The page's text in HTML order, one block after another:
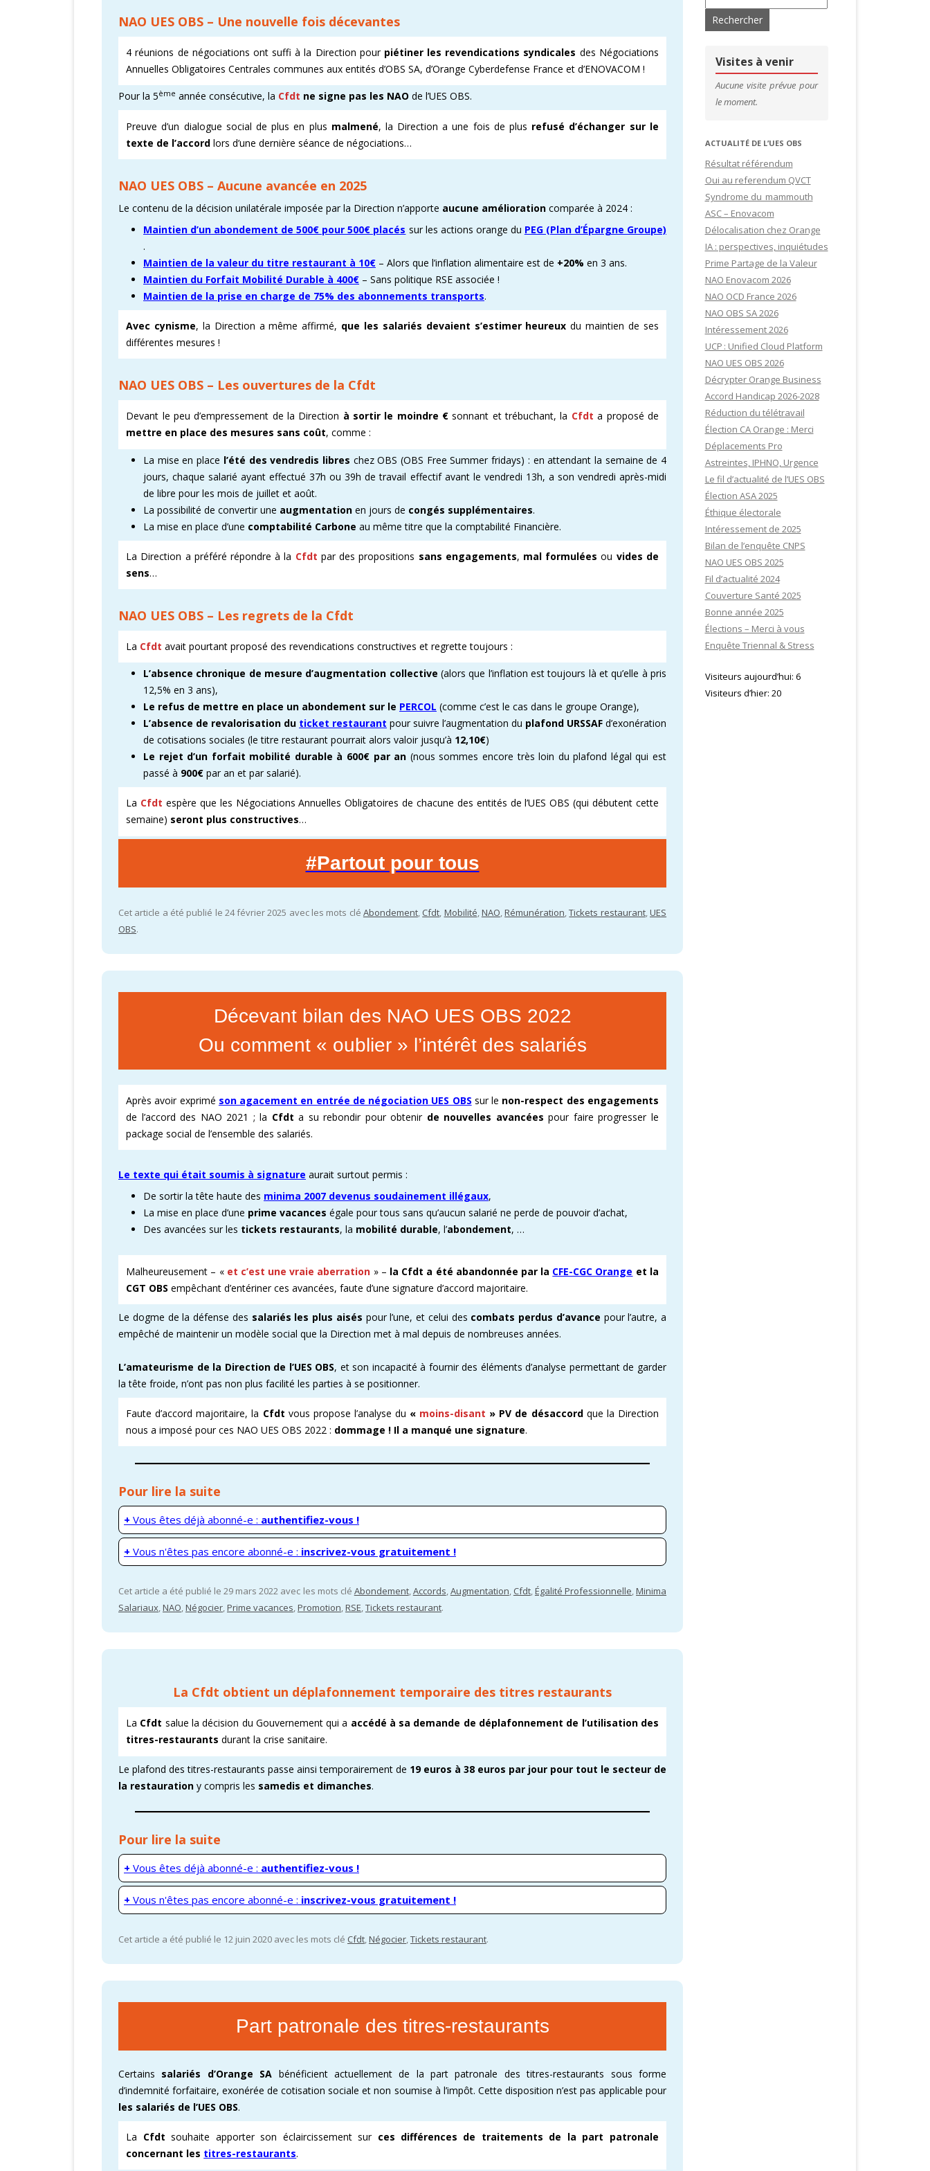
CARTOGRAPHIE ENOVACOM
AMÉLIORATION CONTINUE
CSE & RP – MANDATS ATTRACTIFS !
DEVENEZ RÉFÉRENT AFFICHAGEORGANISER LES VISITES DE SITES
ADMINISTRATION CANDIDATURES
CONTACTS & LIENS UTILES
CFDT – 1ER SYNDICAT DES CADRES
NAO UES OBS – Une nouvelle fois décevantes​
4 réunions de négociations ont suffi à la Direction pour piétiner les revendications syndicales des Négociations
Annuelles Obligatoires Centrales communes aux entités d’OBS SA, d’Orange Cyberdefense France et d’ENOVACOM !
Pour la 5ème année consécutive, la Cfdt ne signe pas les NAO de l’UES OBS.
Preuve d’un dialogue social de plus en plus malmené, la Direction a une fois de plus refusé d’échanger sur le
texte de l’accord lors d’une dernière séance de négociations…
NAO UES OBS – Aucune avancée en 2025
Le contenu de la décision unilatérale imposée par la Direction​ n’apporte aucune amélioration comparée à 2024 :
Maintien d’un abondement de 500€ pour 500€ placés sur les actions orange du PEG (Plan d’Épargne Groupe)​
.
Maintien de la valeur du titre restaurant à 10€ – Alors que l’inflation alimentaire est de +20% en 3 ans.
Maintien du Forfait Mobilité Durable à 400€ – Sans politique RSE associée !
Maintien de la prise en charge de 75% des abonnements transport​s.
Avec cynisme, la Direction a même affirmé, que les salariés devaient s’estimer heureux du maintien de ses
différentes mesures !
​NAO UES OBS – Les ouvertures de la Cfdt
Devant le peu d’empressement de la Direction à sortir le moindre € sonnant et trébuchant, la Cfdta proposé de
mettre en place des mesures sans coût, comme :​
La mise en place l’été des vendredis libres chez OBS (OBS Free Summer fridays) : en attendant la semaine de 4
jours, chaque salarié ayant effectué 37h ou 39h de travail effectif avant le vendredi 13h, a son vendredi après-midi
de libre pour les mois de juillet et août.
La possibilité de convertir une augmentation en jours de congés supplémentaires.
La mise en place d’une comptabilité Carbone au même titre que la comptabilité Financière.​
La Direction a préféré répondre à la Cfdt par des propositions sans engagements, mal formulées ou vides de
sens…
NAO UES OBS – Les regrets de la Cfdt
La Cfdtavait pourtant proposé des revendications constructives et regrette toujours :
L’absence chronique de mesure d’augmentation collective (alors que l’inflation est toujours là et qu’elle à pris
12,5% en 3 ans),
Le refus de mettre en place un abondement sur le PERCOL (comme c’est le cas dans le groupe Orange),
L’absence de revalorisation du ticket restaurant pour suivre l’augmentation du plafond URSSAF d’exonération
de cotisations sociales (le titre restaurant pourrait alors valoir jusqu’à 12,10€)
Le rejet d’un forfait mobilité durable à 600€ par an (nous sommes encore très loin du plafond légal qui est
passé à 900€ par an et par salarié).
La Cfdt espère que les Négociations Annuelles Obligatoires de chacune des entités de l’UES OBS (qui débutent cette
semaine) seront plus constructives…
#Partout pour tous
Cet article a été publié le 24 février 2025 avec les mots clé Abondement, Cfdt, Mobilité,NAO,Rémunération,Tickets restaurant,UES
OBS.
Décevant bilan des NAO UES OBS 2022
Ou comment « oublier » l’intérêt des salariés
Après avoir exprimé son agacement en entrée de négociation UES OBS sur le non-respect des engagements
de l’accord des NAO 2021 ; la Cfdt a su rebondir pour obtenir de nouvelles avancées pour faire progresser le
package social de l’ensemble des salariés.
Le texte qui était soumis à signature aurait surtout permis :
De sortir la tête haute des minima 2007 devenus soudainement illégaux,
La mise en place d’une prime vacances égale pour tous sans qu’aucun salarié ne perde de pouvoir d’achat,
Des avancées sur les tickets restaurants, la mobilité durable, l’abondement, …
Malheureusement – « et c’est une vraie aberration » – la Cfdt a été abandonnée par la CFE-CGC Orange et la
CGT OBSempêchant d’entériner ces avancées, faute d’une signature d’accord majoritaire.
Le dogme de la défense des salariés les plus aisés pour l’une, et celui des combats perdus d’avance pour l’autre, a
empêché de maintenir un modèle social que la Direction met à mal depuis de nombreuses années.
L’amateurisme de la Direction de l’UES OBS, et son incapacité à fournir des éléments d’analyse permettant de garder
la tête froide, n’ont pas non plus facilité les parties à se positionner.
Faute d’accord majoritaire, la Cfdt vous propose l’analyse du « moins-disant » PV de désaccordque la Direction
nous a imposé pour ces NAO UES OBS 2022 : dommage ! Il a manqué une signature.
Pour lire la suite
+ Vous êtes déjà abonné-e : authentifiez-vous !
+ Vous n'êtes pas encore abonné-e : inscrivez-vous gratuitement !
Cet article a été publié le 29 mars 2022 avec les mots clé Abondement,Accords,Augmentation, Cfdt,Égalité Professionnelle,Minima
Salariaux,NAO,Négocier,Prime vacances,Promotion,RSE,Tickets restaurant.
La Cfdt obtient un déplafonnement temporaire des titres restaurants
La Cfdt salue la décision du Gouvernement qui a accédé à sa demande de déplafonnement de l’utilisation des
titres-restaurants durant la crise sanitaire.
Le plafond des titres-restaurants passe ainsi temporairement de 19 euros à 38 euros par jour pour tout le secteur de
la restauration y compris les samedis et dimanches.
Pour lire la suite
+ Vous êtes déjà abonné-e : authentifiez-vous !
+ Vous n'êtes pas encore abonné-e : inscrivez-vous gratuitement !
Cet article a été publié le 12 juin 2020 avec les mots clé Cfdt Négocier Tickets restaurant.
Part patronale des titres-restaurants
Certains salariés d’Orange SA bénéficient actuellement de la part patronale des titres-restaurants sous forme
d’indemnité forfaitaire, exonérée de cotisation sociale et non soumise à l’impôt. Cette disposition n’est pas applicable pour
les salariés de l’UES OBS.
La Cfdtsouhaite apporter son éclaircissement sur ces différences de traitements de la part patronale
concernant les titres-restaurants.
Visites à venir
Aucune visite prévue pour
le moment.
ACTUALITÉ DE L’UES OBS
Résultat référendum
Oui au referendum QVCT
Syndrome du mammouth
ASC – Enovacom
Délocalisation chez Orange
IA : perspectives, inquiétudes
Prime Partage de la Valeur
NAO Enovacom 2026
NAO OCD France 2026
NAO OBS SA 2026
Intéressement 2026
UCP : Unified Cloud Platform
NAO UES OBS 2026
Décrypter Orange Business
Accord Handicap 2026-2028
Réduction du télétravail
Élection CA Orange : Merci
Déplacements Pro
Astreintes, IPHNO, Urgence
Le fil d’actualité de l’UES OBS
Élection ASA 2025
Éthique électorale
Intéressement de 2025
Bilan de l’enquête CNPS
NAO UES OBS 2025
Fil d’actualité 2024
Couverture Santé 2025
Bonne année 2025
Élections – Merci à vous
Enquête Triennal & Stress
Visiteurs aujourd’hui: 6
Visiteurs d’hier: 20